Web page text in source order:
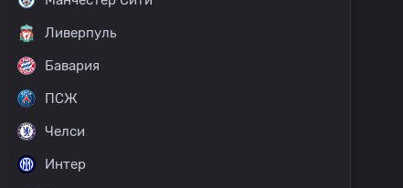
Ливерпуль
Бавария
ПСЖ
Челси
Интер